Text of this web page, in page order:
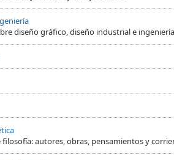
diseño gráfico, diseño industrial e ingeniería
filosofía: autores, obras, pensamientos y